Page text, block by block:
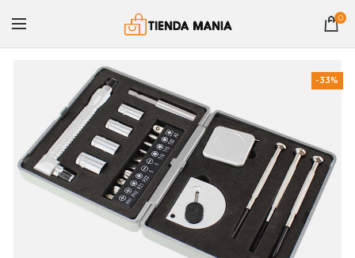
0
-33%